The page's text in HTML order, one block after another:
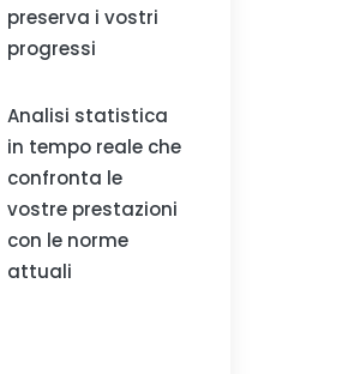
preserva i vostri
progressi
Analisi statistica
in tempo reale che
confronta le
vostre prestazioni
con le norme
attuali